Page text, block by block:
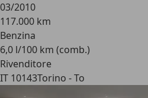
03/2010
117.000 km
Benzina
6,0 l/100 km (comb.)
Rivenditore
IT 10143Torino - To